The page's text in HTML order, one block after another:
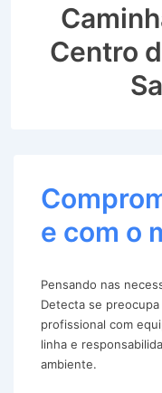
Centro
e com o
Pensando nas
Detecta se
profissional com
linha e
ambiente.